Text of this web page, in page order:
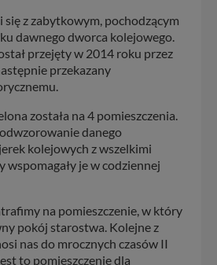
się z zabytkowym, pochodzącym
dawnego dworca kolejowego.
przejęty w 2014 roku przez
przekazany
została na 4 pomieszczenia.
danego
kolejowych z wszelkimi
wspomagały je w codziennej
na pomieszczenie, w który
pokój starostwa. Kolejne z
nas do mrocznych czasów II
to pomieszczenie dla